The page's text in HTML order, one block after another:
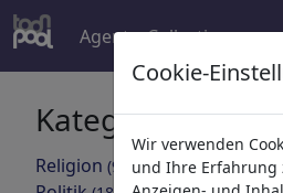
Agent Collections
Kategorien
Religion (9415)
Cookie-
Wir verwenden
und Ihre Erfahrung